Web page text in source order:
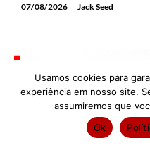
07/08/2026 Jack Seed
Usamos cookies para
experiência em nosso site.
assumiremos que
Ok